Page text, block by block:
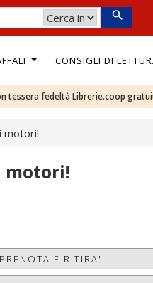
CONSIGLI DI
tessera fedeltà Librerie.coop
motori!
motori!
E RITIRA'